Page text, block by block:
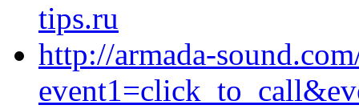
tips.ru
http://armada-